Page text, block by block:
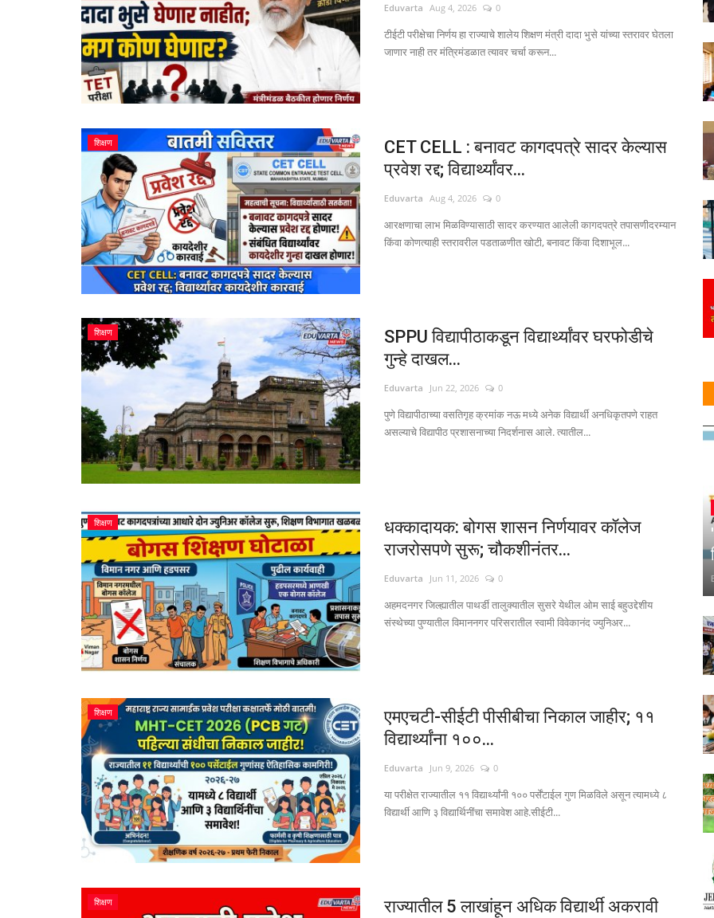
Eduvarta Aug 4, 2026 0
टीईटी परीक्षेचा निर्णय हा राज्याचे शालेय शिक्षण मंत्री दादा भुसे यांच्या स्तरावर घेतला
जाणार नाही तर मंत्रिमंडळात त्यावर चर्चा करून...
शिक्षण
CET CELL : बनावट कागदपत्रे सादर केल्यास
प्रवेश रद्द; विद्यार्थ्यांवर...
Eduvarta Aug 4, 2026 0
आरक्षणाचा लाभ मिळविण्यासाठी सादर करण्यात आलेली कागदपत्रे तपासणीदरम्यान
किंवा कोणत्याही स्तरावरील पडताळणीत खोटी, बनावट किंवा दिशाभूल...
शिक्षण
SPPU विद्यापीठाकडून विद्यार्थ्यांवर घरफोडीचे
गुन्हे दाखल...
Eduvarta Jun 22, 2026 0
पुणे विद्यापीठाच्या वसतिगृह क्रमांक नऊ मध्ये अनेक विद्यार्थी अनधिकृतपणे राहत
असल्याचे विद्यापीठ प्रशासनाच्या निदर्शनास आले. त्यातील...
शिक्षण
धक्कादायक: बोगस शासन निर्णयावर कॉलेज
राजरोसपणे सुरू; चौकशीनंतर...
Eduvarta Jun 11, 2026 0
अहमदनगर जिल्ह्यातील पाथर्डी तालुक्यातील सुसरे येथील ओम साई बहुउद्देशीय
संस्थेच्या पुण्यातील विमाननगर परिसरातील स्वामी विवेकानंद ज्युनिअर...
शिक्षण
एमएचटी-सीईटी पीसीबीचा निकाल जाहीर; ११
विद्यार्थ्यांना १००...
Eduvarta Jun 9, 2026 0
या परीक्षेत राज्यातील ११ विद्यार्थ्यांनी १०० पर्सेंटाईल गुण मिळविले असून त्यामध्ये ८
विद्यार्थी आणि ३ विद्यार्थिनींचा समावेश आहे.सीईटी...
शिक्षण
राज्यातील 5 लाखांहून अधिक विद्यार्थी अकरावी